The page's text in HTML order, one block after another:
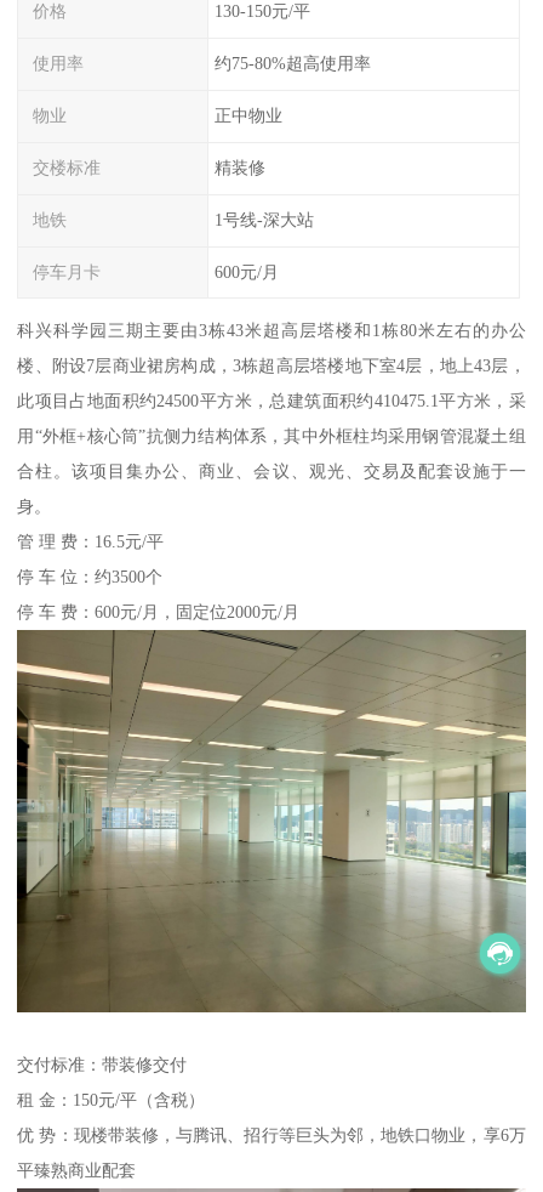
价格 130-150元/平
使用率 约75-80%超高使用率
物业 正中物业
交楼标准 精装修
地铁 1号线-深大站
停车月卡 600元/月
科兴科学园三期主要由3栋43米超高层塔楼和1栋80米左右的办公
楼、附设7层商业裙房构成，3栋超高层塔楼地下室4层，地上43层，
此项目占地面积约24500平方米，总建筑面积约410475.1平方米，采
用“外框+核心筒”抗侧力结构体系，其中外框柱均采用钢管混凝土组
合柱。该项目集办公、商业、会议、观光、交易及配套设施于一
身。
管 理 费：16.5元/平
停 车 位：约3500个
停 车 费：600元/月，固定位2000元/月
交付标准：带装修交付
租 金：150元/平（含税）
优 势：现楼带装修，与腾讯、招行等巨头为邻，地铁口物业，享6万
平臻熟商业配套